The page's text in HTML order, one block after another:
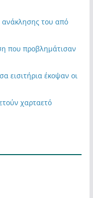
του από
που προβλημάτισαν
εισιτήρια έκοψαν οι
χαρταετό